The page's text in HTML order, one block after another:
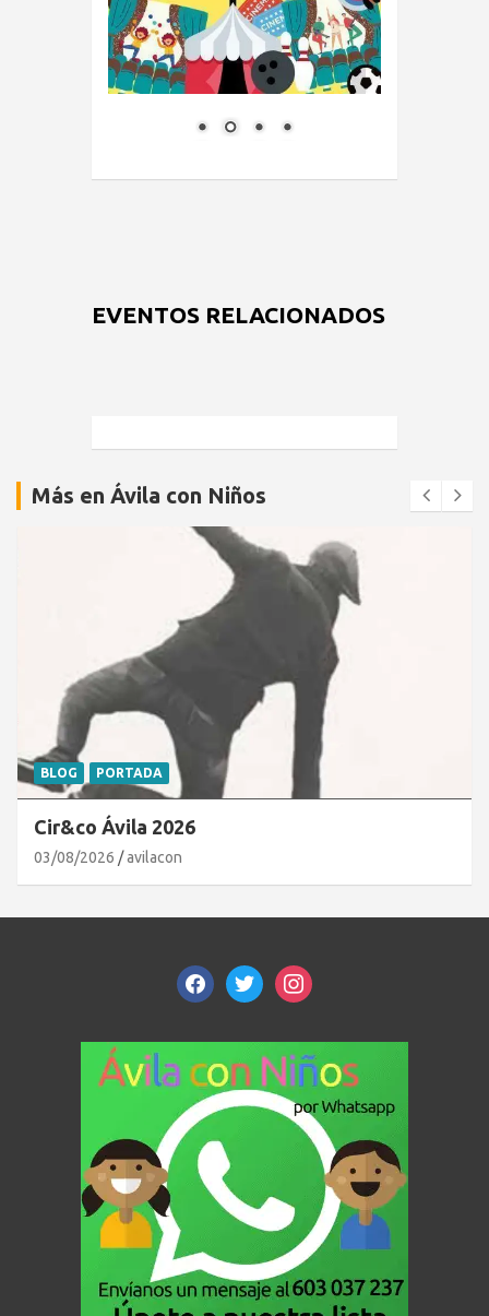
EVENTOS RELACIONADOS
Más en Ávila con Niños
BLOG PORTADA
Cir&co Ávila 2026
03/08/2026 avilacon
facebooktwitterinstagram